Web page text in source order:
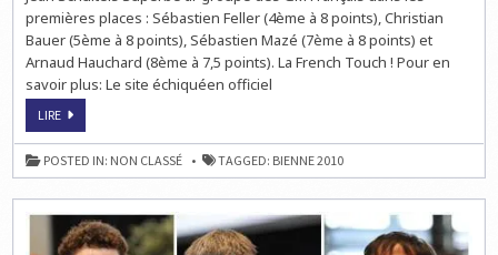
premières places : Sébastien Feller (4ème à 8 points), Christian
Bauer (5ème à 8 points), Sébastien Mazé (7ème à 8 points) et
Arnaud Hauchard (8ème à 7,5 points). La French Touch ! Pour en
savoir plus: Le site échiquéen officiel
LIREECHECS
BIENNE
:
LE
PODIUM
DE
MAÎTRES
POSTED IN: NON CLASSÉ TAGGED: BIENNE 2010